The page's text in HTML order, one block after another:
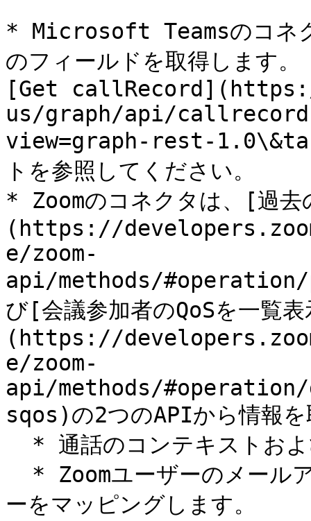
* Microsoft Teamsのコネ
のフィールドを取得します
[Get
us/graph/api/
view=graph-rest-
トを参照してください。
* Zoomのコネクタは、[過去
(https://
e/zoom-
api/methods/
び[会議参加者のQoSを一覧
(https://
e/zoom-
api/methods/
sqos)の2つのAPIから情報を
ーをマッピングします。